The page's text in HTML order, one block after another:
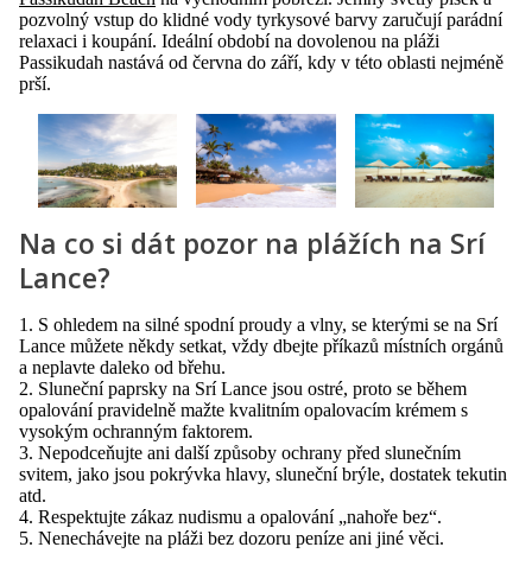
pozvolný vstup do klidné vody tyrkysové barvy zaručují parádní
relaxaci i koupání. Ideální období na dovolenou na pláži
Passikudah nastává od června do září, kdy v této oblasti nejméně
prší.
Na co si dát pozor na plážích na Srí
Lance?
1. S ohledem na silné spodní proudy a vlny, se kterými se na Srí
Lance můžete někdy setkat, vždy dbejte příkazů místních orgánů
a neplavte daleko od břehu.
2. Sluneční paprsky na Srí Lance jsou ostré, proto se během
opalování pravidelně mažte kvalitním opalovacím krémem s
vysokým ochranným faktorem.
3. Nepodceňujte ani další způsoby ochrany před slunečním
svitem, jako jsou pokrývka hlavy, sluneční brýle, dostatek tekutin
atd.
4. Respektujte zákaz nudismu a opalování „nahoře bez“.
5. Nenechávejte na pláži bez dozoru peníze ani jiné věci.